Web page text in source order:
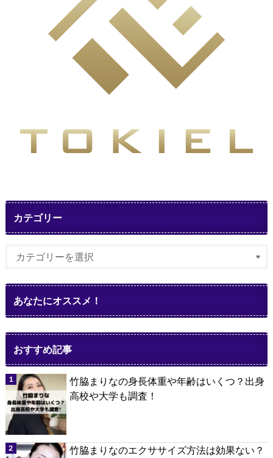
カテゴリー
あなたにオススメ！
おすすめ記事
竹脇まりなの身長体重や年齢はいくつ？出身
高校や大学も調査！
竹脇まりなのエクササイズ方法は効果ない？